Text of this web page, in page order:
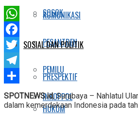
KOMUNIKASI
PESANTREN
PEMILU
INKOPPOL
SOSOK
SOSIAL DAN POLITIK
PRESPEKTIF
HUKUM
WhatsApp
Facebook
Twitter
Telegram
Share
SPOTNEWS.id, Surabaya – Nahlatul
dalam kemerdekaan Indonesia pada